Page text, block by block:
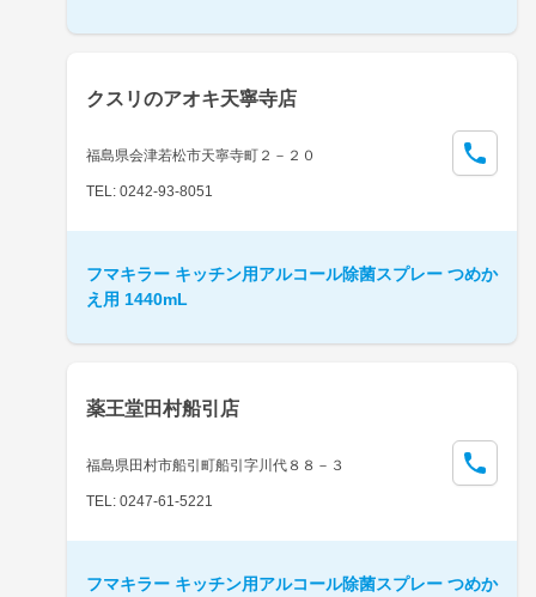
クスリのアオキ天寧寺店
福島県会津若松市天寧寺町２－２０
TEL: 0242-93-8051
フマキラー キッチン用アルコール除菌スプレー つめか
え用 1440mL
薬王堂田村船引店
福島県田村市船引町船引字川代８８－３
TEL: 0247-61-5221
フマキラー キッチン用アルコール除菌スプレー つめか